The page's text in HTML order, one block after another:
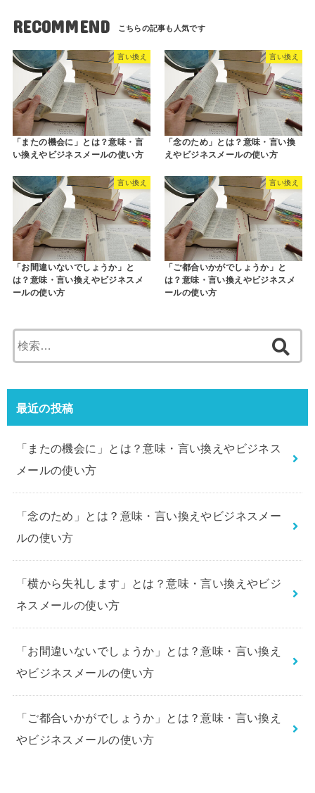
RECOMMEND
言い換え
「またの機会に」とは？意味・言
い換えやビジネスメールの使い方
言い換え
「念のため」とは？意味・言い換
えやビジネスメールの使い方
言い換え
「お間違いないでしょうか」と
は？意味・言い換えやビジネスメ
ールの使い方
言い換え
「ご都合いかがでしょうか」と
は？意味・言い換えやビジネスメ
ールの使い方
索:
最近の投稿
「またの機会に」とは？意味・言い換えやビジネス
メールの使い方
「念のため」とは？意味・言い換えやビジネスメー
ルの使い方
「横から失礼します」とは？意味・言い換えやビジ
ネスメールの使い方
「お間違いないでしょうか」とは？意味・言い換え
やビジネスメールの使い方
「ご都合いかがでしょうか」とは？意味・言い換え
やビジネスメールの使い方